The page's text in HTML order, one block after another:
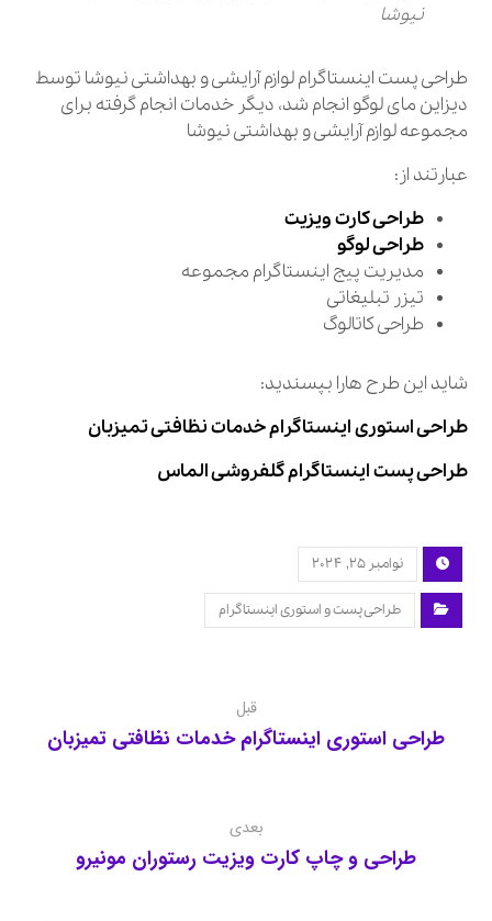
نیوشا
طراحی پست اینستاگرام لوازم آرایشی و بهداشتی نیوشا توسط
دیزاین مای لوگو انجام شد، دیگر خدمات انجام گرفته برای
مجموعه لوازم آرایشی و بهداشتی نیوشا
عبارتند از:
طراحی کارت ویزیت
طراحی لوگو
مدیریت پیج اینستاگرام مجموعه
تیزر تبلیغاتی
طراحی کاتالوگ
شاید این طرح هارا بپسندید:
طراحی استوری اینستاگرام خدمات نظافتی تمیزبان
طراحی پست اینستاگرام گلفروشی الماس
نوامبر ۲۵, ۲۰۲۴
طراحی پست و استوری اینستاگرام
قبل
طراحی استوری اینستاگرام خدمات نظافتی تمیزبان
بعدی
طراحی و چاپ کارت ویزیت رستوران مونیرو